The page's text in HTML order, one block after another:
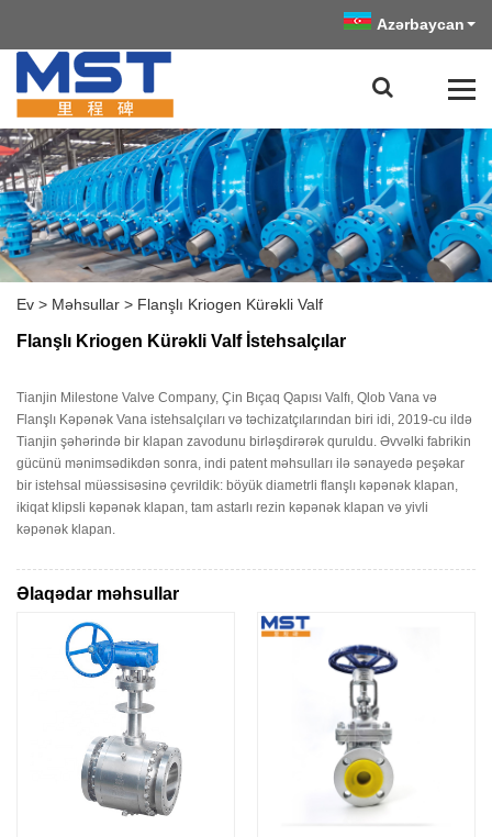
Azərbaycan
Ev > Məhsullar > Flanşlı Kriogen Kürəkli Valf
Flanşlı Kriogen Kürəkli Valf İstehsalçılar
Tianjin Milestone Valve Company, Çin Bıçaq Qapısı Valfı, Qlob Vana və
Flanşlı Kəpənək Vana istehsalçıları və təchizatçılarından biri idi, 2019-cu ildə
Tianjin şəhərində bir klapan zavodunu birləşdirərək quruldu. Əvvəlki fabrikin
gücünü mənimsədikdən sonra, indi patent məhsulları ilə sənayedə peşəkar
bir istehsal müəssisəsinə çevrildik: böyük diametrli flanşlı kəpənək klapan,
ikiqat klipsli kəpənək klapan, tam astarlı rezin kəpənək klapan və yivli
kəpənək klapan.
Əlaqədar məhsullar